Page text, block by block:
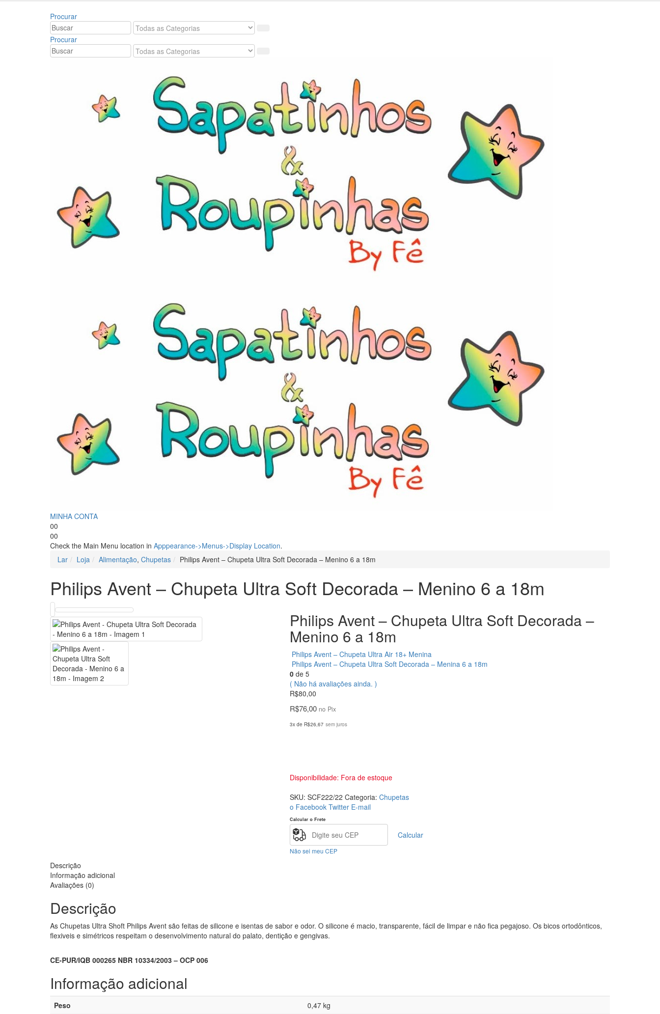
Procurar
Procurar
MINHA CONTA
00
00
Check the Main Menu location in Apppearance->Menus->Display Location.
Lar
Loja Alimentação, Chupetas Philips Avent – Chupeta Ultra Soft Decorada – Menino 6 a 18m
Philips Avent – Chupeta Ultra Soft Decorada – Menino 6 a 18m
Philips Avent – Chupeta Ultra Soft Decorada –
Menino 6 a 18m
Philips Avent – Chupeta Ultra Air 18+ Menina
Philips Avent – Chupeta Ultra Soft Decorada – Menina 6 a 18m
0de 5
( Não há avaliações ainda. )
R$80,00
R$76,00 no Pix
3x de R$26,67 sem juros
Disponibilidade: Fora de estoque
SKU: SCF222/22 Categoria: Chupetas
o Facebook Twitter E-mail
Calcular o Frete
Calcular
Não sei meu CEP
Descrição
Informação adicional
Avaliações (0)
Descrição
As Chupetas Ultra Shoft Philips Avent são feitas de silicone e isentas de sabor e odor. O silicone é macio, transparente, fácil de limpar e não fica pegajoso. Os bicos ortodônticos,
flexiveis e simétricos respeitam o desenvolvimento natural do palato, dentição e gengivas.
CE-PUR/IQB 000265 NBR 10334/2003 – OCP 006
Informação adicional
Peso
0,47 kg